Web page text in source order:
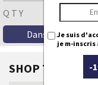
QTY
SHOP THE LOOK
Je suis
je m-
-